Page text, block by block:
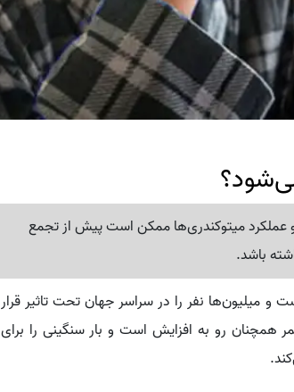
عملکرد میتوکندری‌ها ممکن است پیش از تجمع
باشد.
و میلیون‌ها نفر را در سراسر جهان تحت تاثیر قرار
همچنان رو به افزایش است و بار سنگینی را برای